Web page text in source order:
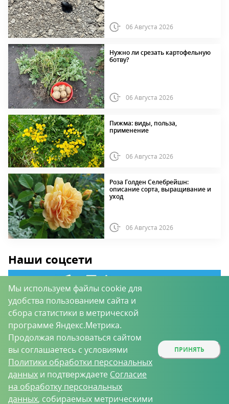
06 Августа 2026
Нужно ли срезать картофельную
ботву?
06 Августа 2026
Пижма: виды, польза,
применение
06 Августа 2026
Роза Голден Селебрейшн:
описание сорта, выращивание и
уход
06 Августа 2026
Наши соцсети
ПОДПИШИТЕСЬ НА
НОВОСТИ ПОРТАЛА
Мы используем файлы cookie для
удобства пользованием сайта и
сбора статистики в метрической
программе Яндекс.Метрика.
Продолжая пользоваться сайтом
вы соглашаетесь с условиями
Политики обработки персональных
данных и подтверждаете Согласие
на обработку персональных
данных, собираемых метрическими
ПРИНЯТЬ